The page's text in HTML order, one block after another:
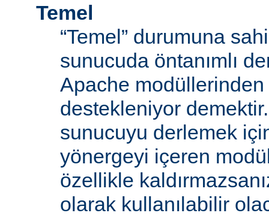
Temel
“Temel” durumuna
sunucuda öntanımlı
Apache modüllerinden
destekleniyor
sunucuyu derlemek
yönergeyi içeren
özellikle
olarak kullanılabilir